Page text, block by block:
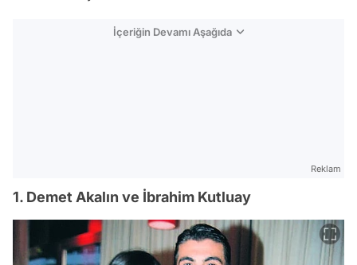
İçeriğin Devamı Aşağıda
Reklam
1. Demet Akalın ve İbrahim Kutluay